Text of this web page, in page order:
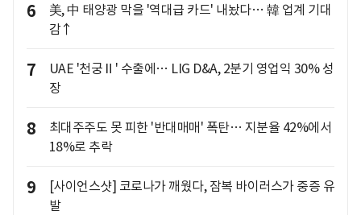
6
美, 中 태양광 막을 '역대급 카드' 내놨다… 韓 업계 기대
감↑
7
UAE '천궁Ⅱ' 수출에… LIG D&A, 2분기 영업익 30% 성
장
8
최대주주도 못 피한 '반대매매' 폭탄… 지분율 42%에서
18%로 추락
9
[사이언스샷] 코로나가 깨웠다, 잠복 바이러스가 중증 유
발